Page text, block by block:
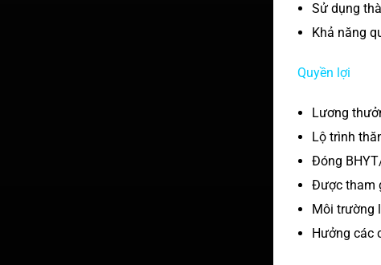
Sử dụng
Khả năng
Quyền lợi
Lương
Lộ trình
Đóng
Được tham
Môi trường
Hưởng các